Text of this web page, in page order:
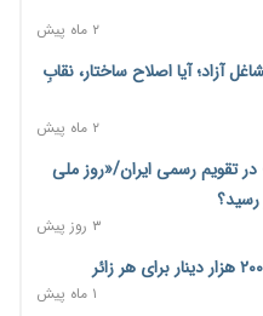
ترمز تولید خودرو کشیده شد؛ افت ۲۵ درصدی تیراژ ایران‌خودرو،
۲ روز پیش
به راهبرد تأمین کالاهای
و هزینه معیشت هر روز عمیق‌تر
۲ ماه پیش
آزاد؛ آیا اصلاح ساختار، نقابِ
۲ ماه پیش
در تقویم رسمی ایران/«روز ملی
رسید؟
۳ روز پیش
۱ ماه پیش